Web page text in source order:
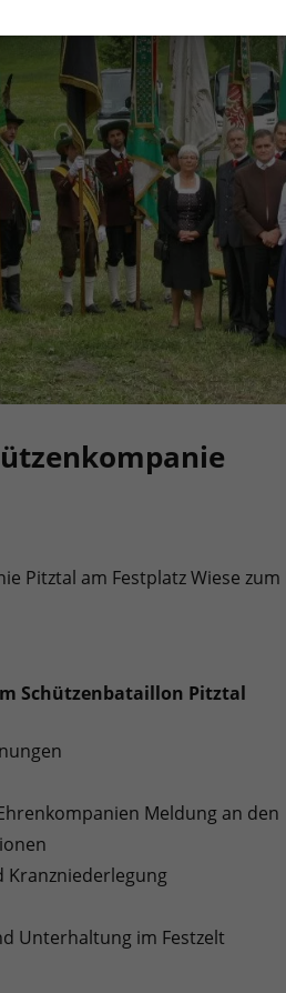
Pitztal am Festplatz Wiese zum
Schützenbataillon Pitztal
Meldung an den
Kranzniederlegung
Unterhaltung im Festzelt